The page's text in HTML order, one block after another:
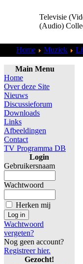
Televisie
(Audio)
Home Muziek
Main Menu
Home
Over deze Site
Nieuws
Discussieforum
Downloads
Links
Afbeeldingen
Contact
TV Programma DB
Login
Gebruikersnaam
Wachtwoord
Herken mij
Wachtwoord
vergeten?
Nog geen account?
Registreer hier.
Gezocht!